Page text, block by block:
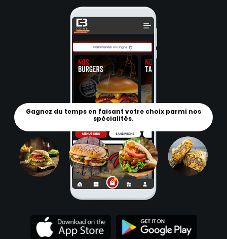
Gagnez du temps en faisant votre choix parmi nos
spécialités.